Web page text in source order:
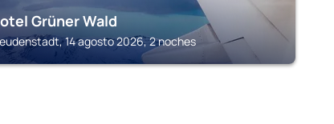
Grüner Wald
14 agosto 2026, 2 noches